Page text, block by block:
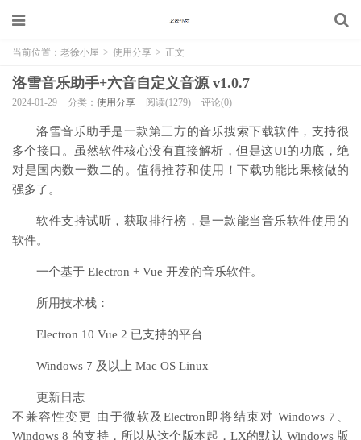
当前位置： 老徐小屋 > 使用分享 > 正文
洛雪音乐助手+六音自定义音源 v1.0.7
2024-01-29 分类： 使用分享 阅读(1279) 评论(0)
洛雪音乐助手是一款第三方的音乐搜索下载软件，支持很
多个接口。虽然软件核心没有直接解析，但是这UI的功底，绝
对是国内数一数二的。值得推荐和使用！下载功能比果核做的
强多了。
软件支持试听，获取排行榜，是一款能当音乐软件使用的
软件。
一个基于 Electron + Vue 开发的音乐软件。
所用技术栈：
Electron 10 Vue 2 已支持的平台
Windows 7 及以上 Mac OS Linux
更新日志
不兼容性变更 由于微软及Electron即将结束对 Windows 7、
Windows 8 的支持，所以从这个版本起，LX的默认 Windows 版